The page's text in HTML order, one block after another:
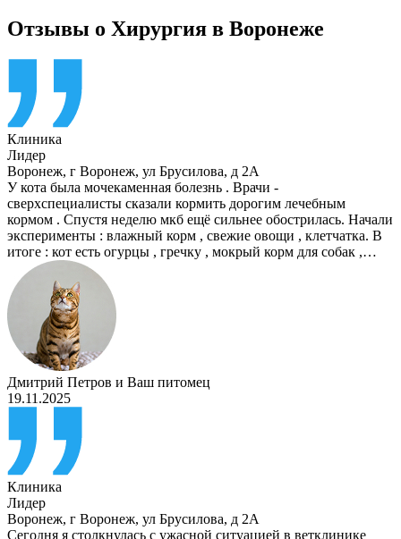
Отзывы о Хирургия в Воронеже
Клиника
Лидер
Воронеж, г Воронеж, ул Брусилова, д 2А
У кота была мочекаменная болезнь . Врачи -
сверхспециалисты сказали кормить дорогим лечебным
кормом . Спустя неделю мкб ещё сильнее обострилась. Начали
эксперименты : влажный корм , свежие овощи , клетчатка. В
итоге : кот есть огурцы , гречку , мокрый корм для собак ,…
Дмитрий Петров и Ваш питомец
19.11.2025
Клиника
Лидер
Воронеж, г Воронеж, ул Брусилова, д 2А
Сегодня я столкнулась с ужасной ситуацией в ветклинике